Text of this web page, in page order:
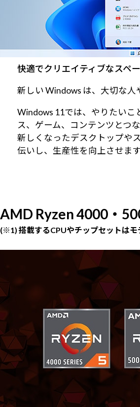
快適でクリエイティブなスペ
新しい Windows は、大切な人
Windows 11では、やりたい
ス、ゲーム、コンテンツとつ
新しくなったデスクトップや
伝いし、生産性を向上させます
AMD Ryzen 4000・
(※1) 搭載するCPUやチップセットはモ